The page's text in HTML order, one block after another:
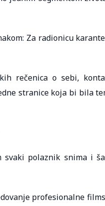
Za radionicu
rečenica o sebi,
stranice koja bi bila
polaznik snima i
profesionalne